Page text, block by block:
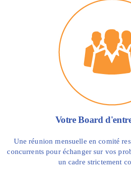
Votre Board
Une réunion mensuelle en comité
concurrents pour échanger sur vos
un cadre strictement